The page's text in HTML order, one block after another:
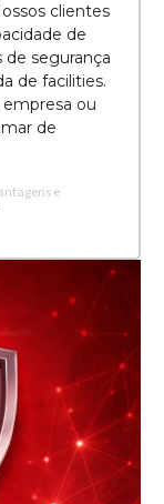
clientes
de
de segurança
de facilities.
ou
de
e